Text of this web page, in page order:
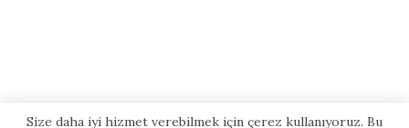
Size daha iyi hizmet verebilmek için çerez kullanıyoruz. Bu